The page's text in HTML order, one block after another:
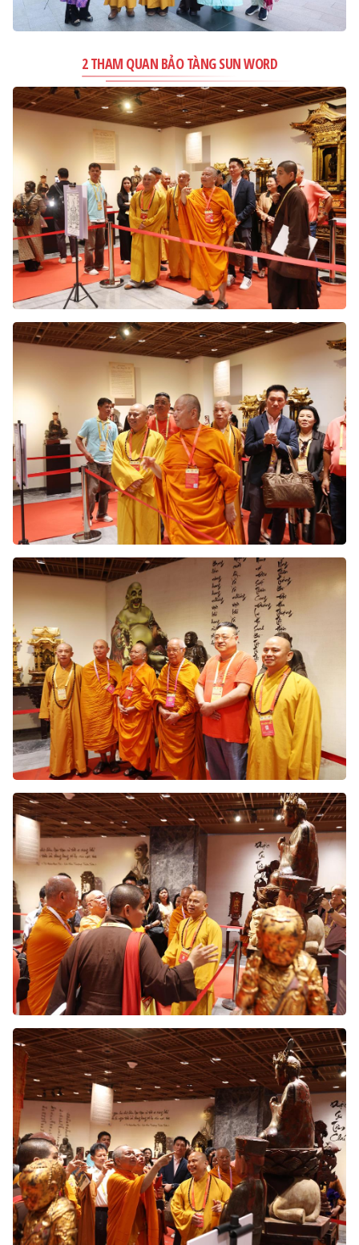
2 THAM QUAN BẢO TÀNG SUN WORD